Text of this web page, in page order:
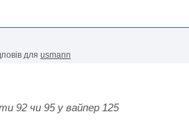
для usmann
92 чи 95 у вайпер 125